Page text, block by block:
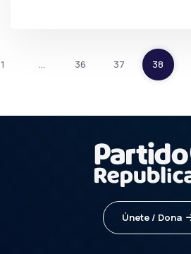
1 … 36 37 38
Únete / Dona